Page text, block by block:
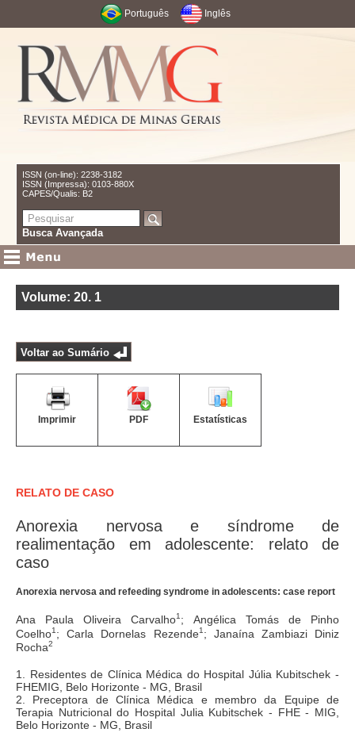
Português Inglês
ISSN (on-line): 2238-3182
ISSN (Impressa): 0103-880X
CAPES/Qualis: B2
Busca Avançada
Volume: 20. 1
Voltar ao Sumário
Imprimir PDF Estatísticas
RELATO DE CASO
Anorexia nervosa e síndrome de
realimentação em adolescente: relato de
caso
Anorexia nervosa and refeeding syndrome in adolescents: case report
Ana Paula Oliveira Carvalho1 ; Angélica Tomás de Pinho
Coelho1 ; Carla Dornelas Rezende1 ; Janaína Zambiazi Diniz
Rocha2
1. Residentes de Clínica Médica do Hospital Júlia Kubitschek -
FHEMIG, Belo Horizonte - MG, Brasil
2. Preceptora de Clínica Médica e membro da Equipe de
Terapia Nutricional do Hospital Julia Kubitschek - FHE - MIG,
Belo Horizonte - MG, Brasil